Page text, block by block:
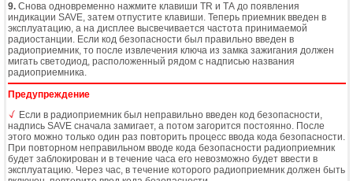
9. Снова одновременно нажмите клавиши TR и ТА до появления
индикации SAVE, затем отпустите клавиши. Теперь приемник введен в
эксплуатацию, а на дисплее высвечивается частота принимаемой
радиостанции. Если код безопасности был правильно введен в
радиоприемник, то после извлечения ключа из замка зажигания должен
мигать светодиод, расположенный рядом с надписью названия
радиоприемника.
Предупреждение
Если в радиоприемник был неправильно введен код безопасности,
надпись SAVE сначала замигает, а потом загорится постоянно. После
этого можно только один раз повторить процесс ввода кода безопасности.
При повторном неправильном вводе кода безопасности радиоприемник
будет заблокирован и в течение часа его невозможно будет ввести в
эксплуатацию. Через час, в течение которого радиоприемник должен быть